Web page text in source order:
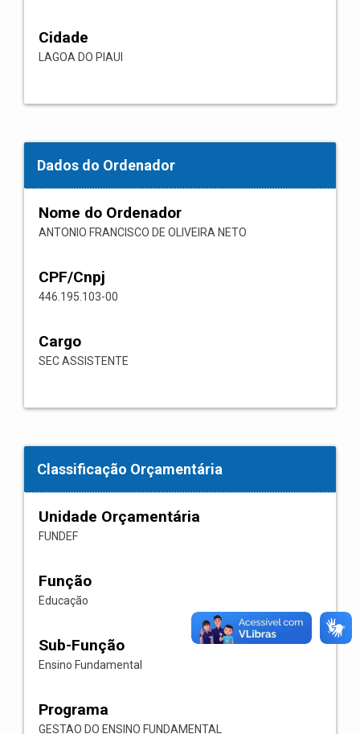
Cidade
LAGOA DO PIAUI
Dados do Ordenador
Nome do Ordenador
ANTONIO FRANCISCO DE OLIVEIRA NETO
CPF/Cnpj
446.195.103-00
Cargo
SEC ASSISTENTE
Classificação Orçamentária
Unidade Orçamentária
FUNDEF
Função
Educação
Sub-Função
Ensino Fundamental
Programa
GESTAO DO ENSINO FUNDAMENTAL